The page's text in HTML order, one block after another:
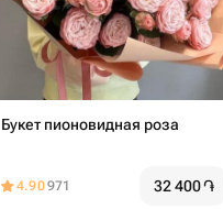
Букет пионовидная роза
4.90971 32 400֏